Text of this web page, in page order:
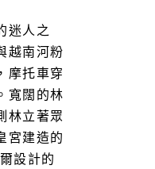
迷人之
越南河粉
摩托車穿
寬闊的林
林立著眾
宮建造的
設計的